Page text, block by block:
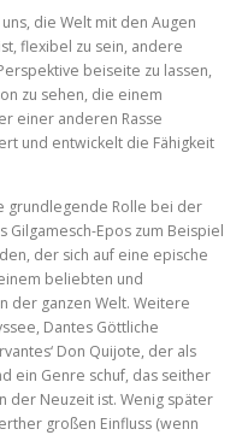
die Welt mit den Augen
flexibel zu sein, andere
beiseite zu lassen,
zu sehen, die einem
einer anderen Rasse
und entwickelt die Fähigkeit
grundlegende Rolle bei der
Gilgamesch-Epos zum Beispiel
der sich auf eine epische
beliebten und
der ganzen Welt. Weitere
Dantes Göttliche
Don Quijote, der als
ein Genre schuf, das seither
der Neuzeit ist. Wenig später
großen Einfluss (wenn